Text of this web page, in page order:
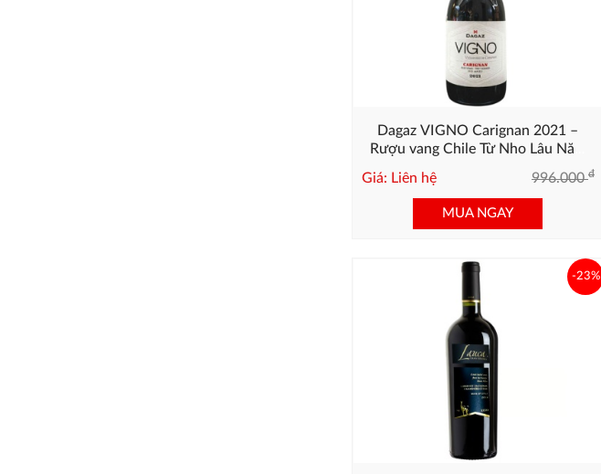
Dagaz VIGNO Carignan 2021 –
Rượu vang Chile Từ Nho Lâu Năm
Giá: Liên hệ 996.000đ
MUA NGAY
-23%